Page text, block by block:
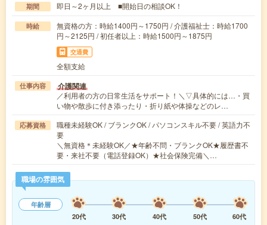
期間 即日～2ヶ月以上 ■開始日の相談OK！
時給
無資格の方：時給1400円～1750円 / 介護福祉士：時給1700
円～2125円 / 初任者以上：時給1500円～1875円
交通費
全額支給
仕事内容 介護関連
／利用者の方の日常生活をサポート！＼▽具体的には…・買
い物や散歩に付き添ったり・折り紙や体操などのレ…
応募資格
職種未経験OK / ブランクOK / パソコンスキル不要 / 英語力不
要
＼無資格＊未経験OK／★年齢不問・ブランクOK★履歴書不
要・来社不要（電話登録OK）★社会保険完備＼…
職場の雰囲気
年齢層
20代
30代 40代 50代
60代